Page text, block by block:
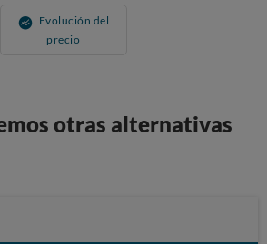
Evolución del
precio
otras alternativas